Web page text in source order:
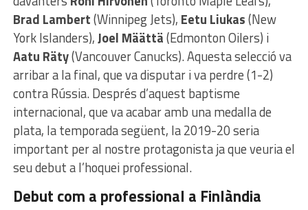
Brad Lambert(Winnipeg Jets), Eetu Liukas(New
York Islanders),Joel Määttä(Edmonton Oilers) i
Aatu Räty(Vancouver Canucks). Aquesta selecció va
arribar a la final, que va disputar i va perdre (1-2)
contra Rússia. Després d’aquest baptisme
internacional, que va acabar amb una medalla de
plata, la temporada següent, la 2019-20 seria
important per al nostre protagonista ja que veuria el
seu debut a l’hoquei professional.
Debut com a professional a Finlàndia